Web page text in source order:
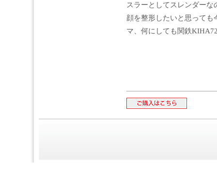
スラーとしてスレンダーな
顔を整形したいと思っても
マ、何にしても関鉄